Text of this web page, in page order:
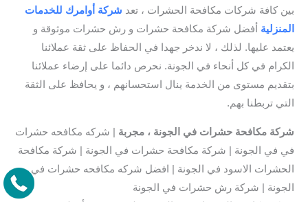
بين كافة شركات مكافحة الحشرات ، تعد شركة أوامرك للخدمات
المنزلية أفضل شركة مكافحة حشرات و رش حشرات موثوقة و
يعتمد عليها. لذلك ، لا ندخر جهدا في الحفاظ على ثقة عملائنا
الكرام في كل أنحاء في الجونة. نحرص دائما على إرضاء عملائنا
بتقديم مستوى من الخدمة ينال استحسانهم ، و يحافظ على الثقة
التي تربطنا بهم.
شركة مكافحة حشرات في الجونة ، مجربة | شركه مكافحه حشرات
في في الجونة | شركة مكافحة حشرات في الجونة | شركة مكافحة
الحشرات الاسود في الجونة | افضل شركه مكافحه حشرات في
الجونة | شركة رش حشرات في الجونة